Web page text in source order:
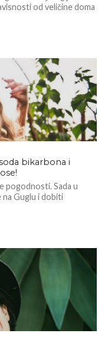
od veličine doma
bikarbona i
pogodnosti. Sada u
Guglu i dobiti